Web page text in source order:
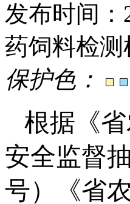
发布时间：
药饲料检测
保护色：
根据《
安全监督
号）《省